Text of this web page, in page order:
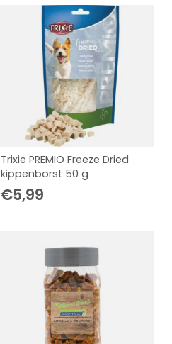
Trixie PREMIO Freeze Dried
kippenborst 50 g
€5,99